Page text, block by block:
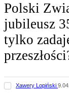
Polski
jubileusz
tylko
Xawery Lopiński